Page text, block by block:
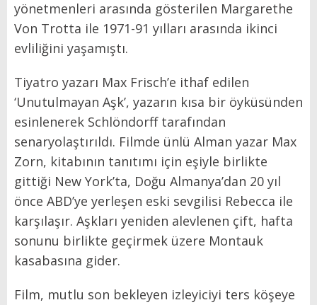
yönetmenleri arasında gösterilen Margarethe
Von Trotta ile 1971-91 yılları arasında ikinci
evliliğini yaşamıştı.
Tiyatro yazarı Max Frisch’e ithaf edilen
‘Unutulmayan Aşk’, yazarın kısa bir öyküsünden
esinlenerek Schlöndorff tarafından
senaryolaştırıldı. Filmde ünlü Alman yazar Max
Zorn, kitabının tanıtımı için eşiyle birlikte
gittiği New York’ta, Doğu Almanya’dan 20 yıl
önce ABD’ye yerleşen eski sevgilisi Rebecca ile
karşılaşır. Aşkları yeniden alevlenen çift, hafta
sonunu birlikte geçirmek üzere Montauk
kasabasına gider.
Film, mutlu son bekleyen izleyiciyi ters köşeye